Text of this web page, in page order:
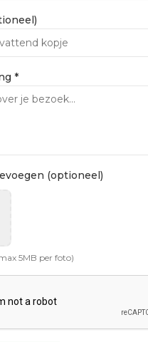
*
(optioneel)
5MB per foto)